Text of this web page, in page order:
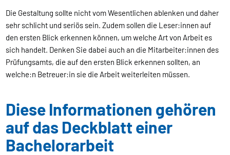
Die Gestaltung sollte nicht vom Wesentlichen ablenken und daher
sehr schlicht und seriös sein. Zudem sollen die Leser:innen auf
den ersten Blick erkennen können, um welche Art von Arbeit es
sich handelt. Denken Sie dabei auch an die Mitarbeiter:innen des
Prüfungsamts, die auf den ersten Blick erkennen sollten, an
welche:n Betreuer:in sie die Arbeit weiterleiten müssen.
Diese Informationen gehören
auf das Deckblatt einer
Bachelorarbeit